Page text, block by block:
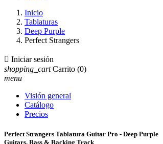
Inicio
Tablaturas
Deep Purple
Perfect Strangers
 Iniciar sesión
shopping_cart Carrito (0)
menu
Visión general
Catálogo
Precios
Perfect Strangers Tablatura Guitar Pro - Deep Purple
Guitars, Bass & Backing Track